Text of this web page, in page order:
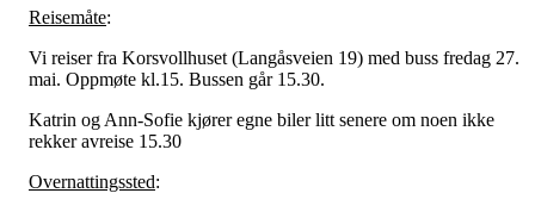
Reisemåte:
Vi reiser fra Korsvollhuset (Langåsveien 19) med buss fredag 27.
mai. Oppmøte kl.15. Bussen går 15.30.
Katrin og Ann-Sofie kjører egne biler litt senere om noen ikke
rekker avreise 15.30
Overnattingssted: